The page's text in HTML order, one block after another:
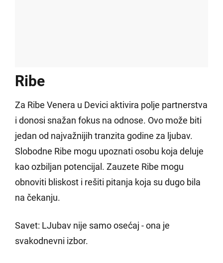
Ribe
Za Ribe Venera u Devici aktivira polje partnerstva
i donosi snažan fokus na odnose. Ovo može biti
jedan od najvažnijih tranzita godine za ljubav.
Slobodne Ribe mogu upoznati osobu koja deluje
kao ozbiljan potencijal. Zauzete Ribe mogu
obnoviti bliskost i rešiti pitanja koja su dugo bila
na čekanju.
Savet: LJubav nije samo osećaj - ona je
svakodnevni izbor.